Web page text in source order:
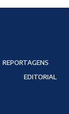
REPORTAGENS
EDITORIAL